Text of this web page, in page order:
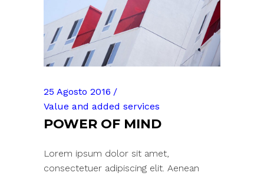
25 Agosto 2016
Value and added services
POWER OF MIND
Lorem ipsum dolor sit amet,
consectetuer adipiscing elit. Aenean